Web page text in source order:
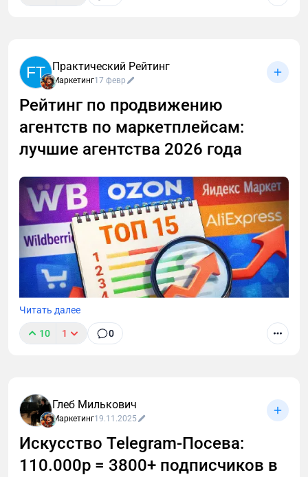
FT Практический Рейтинг
Маркетинг17 февр
Рейтинг по продвижению
агентств по маркетплейсам:
лучшие агентства 2026 года
Читать далее
10 1 0
Глеб Милькович
Маркетинг19.11.2025
Искусство Telegram-Посева:
110.000р = 3800+ подписчиков в